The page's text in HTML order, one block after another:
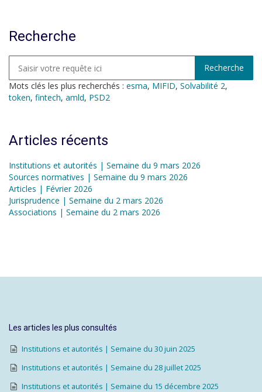
Recherche
Mots clés les plus recherchés : esma, MIFID, Solvabilité 2,
token, fintech, amld, PSD2
Articles récents
Institutions et autorités | Semaine du 9 mars 2026
Sources normatives | Semaine du 9 mars 2026
Articles | Février 2026
Jurisprudence | Semaine du 2 mars 2026
Associations | Semaine du 2 mars 2026
Les articles les plus consultés
Institutions et autorités | Semaine du 30 juin 2025
Institutions et autorités | Semaine du 28 juillet 2025
Institutions et autorités | Semaine du 15 décembre 2025